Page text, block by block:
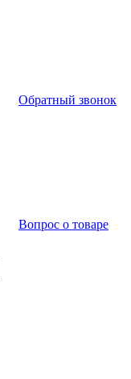
Обратный звонок
Вопрос о товаре